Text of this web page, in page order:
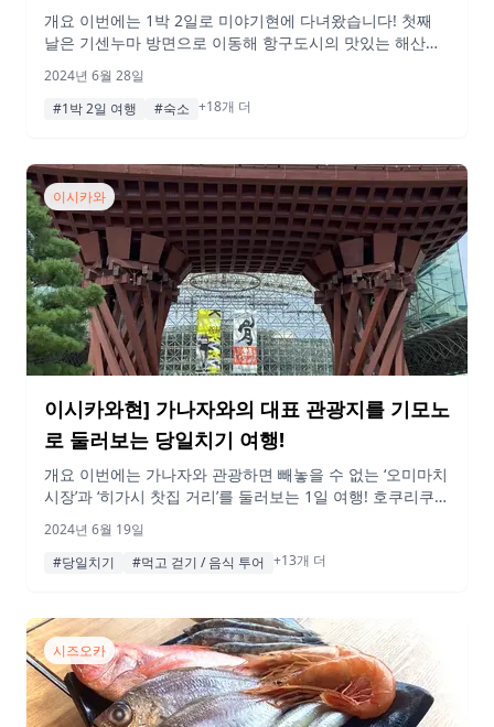
일 여행 플랜(1일차)
개요 이번에는 1박 2일로 미야기현에 다녀왔습니다! 첫째
날은 기센누마 방면으로 이동해 항구도시의 맛있는 해산물
다. 도쿄에서도 쉽게 갈 수 있으니 여행에 갈 때 꼭 참고해
보시기 바랍니다. 게재된 정보 및 가격은 변동될 수 있습니
았어요. 스팟 […]
2024년 6월 28일
#1박 2일 여행
#숙소 +18개 더
이시카와
이시카와현] 가나자와의 대표 관광지를 기모노
로 둘러보는 당일치기 여행!
개요 이번에는 가나자와 관광하면 빼놓을 수 없는 ‘오미마치
시장’과 ‘히가시 찻집 거리’를 둘러보는 1일 여행! 호쿠리쿠
볼 수 있다.기모노를 입고 산책한 ‘히가시 찻집거리’도 ‘주계
가 찻집거리’도 분위기가 너무 좋았어요✨. 가나자와 관광
자와역에서 […]
2024년 6월 19일
#당일치기
#먹고 걷기 / 음식 투어 +13개 더
시즈오카